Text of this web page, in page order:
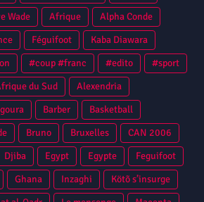
Wade Afrique
Alpha Conde
Féguifoot
Kaba Diawara
#coup #franc #edito
#sport
du Sud
Alexendria
Barber
Basketball
Bruno Bruxelles
CAN 2006
Djiba Egypt Egypte
Feguifoot
Ghana Inzaghi
Kötõ s’insurge